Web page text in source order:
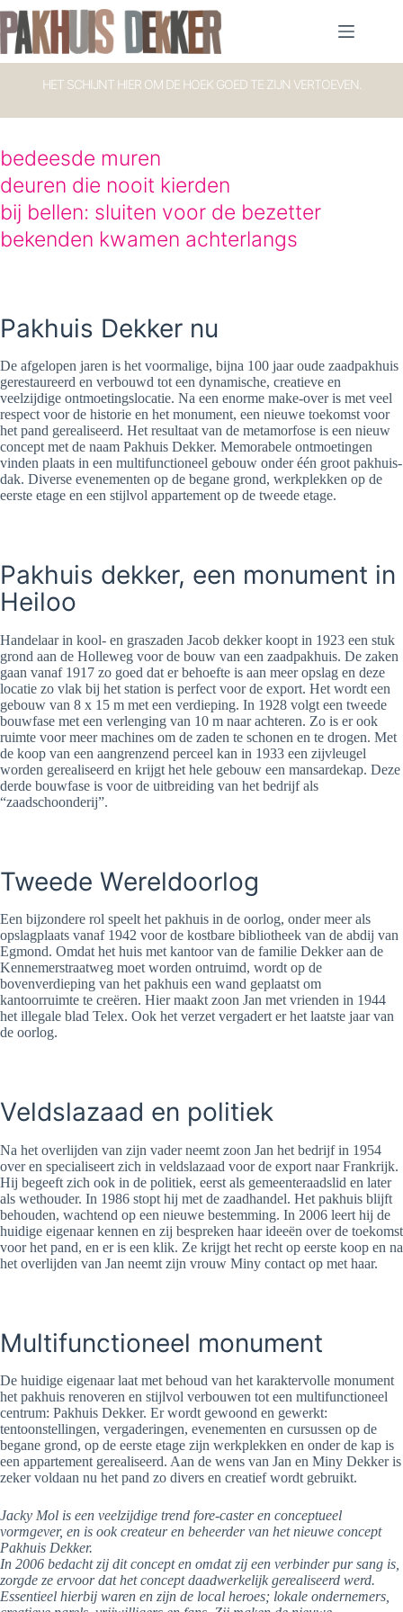
naar
de
inhoud
HET SCHIJNT HIER OM DE HOEK GOED TE ZIJN VERTOEVEN.
bedeesde muren
deuren die nooit kierden
bij bellen: sluiten voor de bezetter
bekenden kwamen achterlangs
Pakhuis Dekker nu
De afgelopen jaren is het voormalige, bijna 100 jaar oude zaadpakhuis
gerestaureerd en verbouwd tot een dynamische, creatieve en
veelzijdige ontmoetingslocatie. Na een enorme make-over is met veel
respect voor de historie en het monument, een nieuwe toekomst voor
het pand gerealiseerd. Het resultaat van de metamorfose is een nieuw
concept met de naam Pakhuis Dekker. Memorabele ontmoetingen
vinden plaats in een multifunctioneel gebouw onder één groot pakhuis-
dak. Diverse evenementen op de begane grond, werkplekken op de
eerste etage en een stijlvol appartement op de tweede etage.
Pakhuis dekker, een monument in
Heiloo
Handelaar in kool- en graszaden Jacob dekker koopt in 1923 een stuk
grond aan de Holleweg voor de bouw van een zaadpakhuis. De zaken
gaan vanaf 1917 zo goed dat er behoefte is aan meer opslag en deze
locatie zo vlak bij het station is perfect voor de export. Het wordt een
gebouw van 8 x 15 m met een verdieping. In 1928 volgt een tweede
bouwfase met een verlenging van 10 m naar achteren. Zo is er ook
ruimte voor meer machines om de zaden te schonen en te drogen. Met
de koop van een aangrenzend perceel kan in 1933 een zijvleugel
worden gerealiseerd en krijgt het hele gebouw een mansardekap. Deze
derde bouwfase is voor de uitbreiding van het bedrijf als
“zaadschoonderij”.
Tweede Wereldoorlog
Een bijzondere rol speelt het pakhuis in de oorlog, onder meer als
opslagplaats vanaf 1942 voor de kostbare bibliotheek van de abdij van
Egmond. Omdat het huis met kantoor van de familie Dekker aan de
Kennemerstraatweg moet worden ontruimd, wordt op de
bovenverdieping van het pakhuis een wand geplaatst om
kantoorruimte te creëren. Hier maakt zoon Jan met vrienden in 1944
het illegale blad Telex. Ook het verzet vergadert er het laatste jaar van
de oorlog.
Veldslazaad en politiek
Na het overlijden van zijn vader neemt zoon Jan het bedrijf in 1954
over en specialiseert zich in veldslazaad voor de export naar Frankrijk.
Hij begeeft zich ook in de politiek, eerst als gemeenteraadslid en later
als wethouder. In 1986 stopt hij met de zaadhandel. Het pakhuis blijft
behouden, wachtend op een nieuwe bestemming. In 2006 leert hij de
huidige eigenaar kennen en zij bespreken haar ideeën over de toekomst
voor het pand, en er is een klik. Ze krijgt het recht op eerste koop en na
het overlijden van Jan neemt zijn vrouw Miny contact op met haar.
Multifunctioneel monument
De huidige eigenaar laat met behoud van het karaktervolle monument
het pakhuis renoveren en stijlvol verbouwen tot een multifunctioneel
centrum: Pakhuis Dekker. Er wordt gewoond en gewerkt:
tentoonstellingen, vergaderingen, evenementen en cursussen op de
begane grond, op de eerste etage zijn werkplekken en onder de kap is
een appartement gerealiseerd. Aan de wens van Jan en Miny Dekker is
zeker voldaan nu het pand zo divers en creatief wordt gebruikt.
Jacky Mol is een veelzijdige trend fore-caster en conceptueel
vormgever, en is ook createur en beheerder van het nieuwe concept
Pakhuis Dekker.
In 2006 bedacht zij dit concept en omdat zij een verbinder pur sang is,
zorgde ze ervoor dat het concept daadwerkelijk gerealiseerd werd.
Essentieel hierbij waren en zijn de local heroes; lokale ondernemers,